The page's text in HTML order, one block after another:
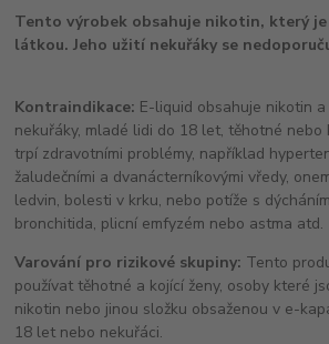
Tento výrobek obsahuje nikotin, který je
látkou. Jeho užití nekuřáky se
Kontraindikace: E-liquid obsahuje nikotin
nekuřáky, mladé lidi do 18 let, těhotné nebo
trpí zdravotními problémy, například
žaludečními a dvanácterníkovými vředy,
ledvin, bolesti v krku, nebo potíže s
bronchitida, plicní emfyzém nebo astma atd.
Varování pro rizikové skupiny: Tento
používat těhotné a kojící ženy, osoby které
nikotin nebo jinou složku obsaženou v e-
18 let nebo nekuřáci.